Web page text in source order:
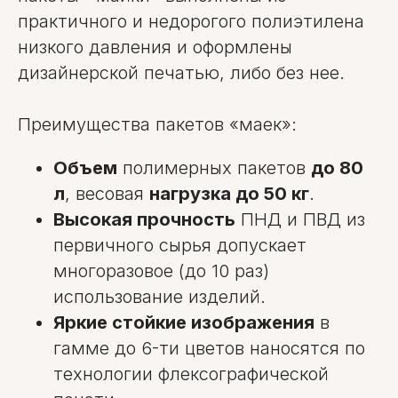
практичного и недорогого полиэтилена
низкого давления и оформлены
дизайнерской печатью, либо без нее.
Преимущества пакетов «маек»:
Объем полимерных пакетов до 80
л, весовая нагрузка до 50 кг.
Высокая прочность ПНД и ПВД из
первичного сырья допускает
многоразовое (до 10 раз)
использование изделий.
Яркие стойкие изображения в
гамме до 6-ти цветов наносятся по
технологии флексографической